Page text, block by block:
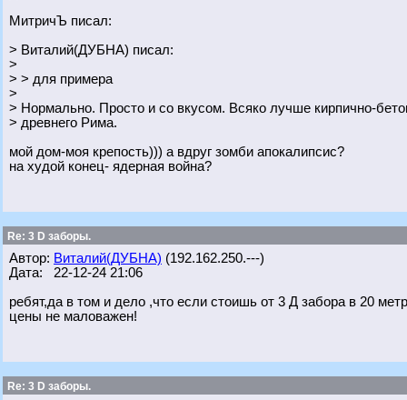
МитричЪ писал:
> Виталий(ДУБНА) писал:
>
> > для примера
>
> Нормально. Просто и со вкусом. Всяко лучше кирпично-
> древнего Рима.
мой дом-моя крепость))) а вдруг зомби апокалипсис?
на худой конец- ядерная война?
Re: 3 D заборы.
Автор: Виталий(ДУБНА) (192.162.250.---)
Дата: 22-12-24 21:06
ребят,да в том и дело ,что если стоишь от 3 Д забора в 20
цены не маловажен!
Re: 3 D заборы.